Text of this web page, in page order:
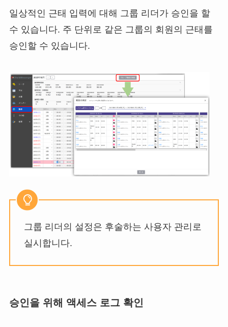
일상적인 근태 입력에 대해 그룹 리더가 승인을 할
수 있습니다. 주 단위로 같은 그룹의 회원의 근태를
승인할 수 있습니다.
그룹 리더의 설정은 후술하는 사용자 관리로
실시합니다.
승인을 위해 액세스 로그 확인